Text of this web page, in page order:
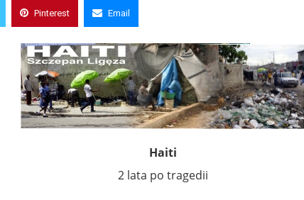
Pinterest Email
Haiti
2 lata po tragedii